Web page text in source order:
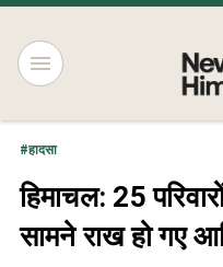
#हादसा
हिमाचल: 25
सामने राख हो गए